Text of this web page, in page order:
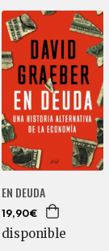
EN DEUDA
19,90€
disponible